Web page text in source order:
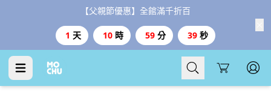
【父親節優惠】全館滿千折百
1 天 10 時 59 分 38 秒
Cart